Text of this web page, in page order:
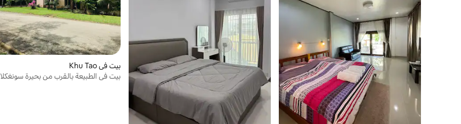
بيت في Khu Tao
بيت في الطبيعة بالقرب من بحيرة سونغكلا